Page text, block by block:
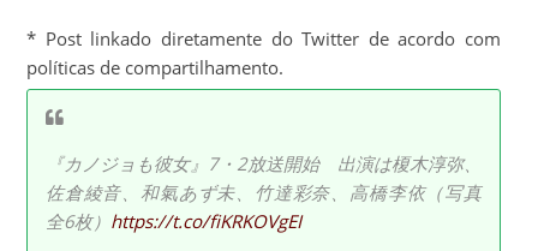
* Post linkado diretamente do Twitter de acordo com
políticas de compartilhamento.
『カノジョも彼女』7・2放送開始 出演は榎木淳弥、
佐倉綾音、和氣あず未、竹達彩奈、高橋李依（写真
全6枚） https://t.co/fiKRKOVgEI